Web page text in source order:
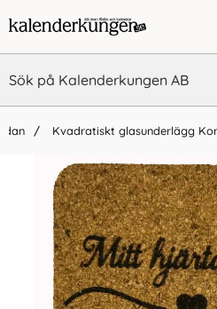
Kvadratiskt glasunderlägg